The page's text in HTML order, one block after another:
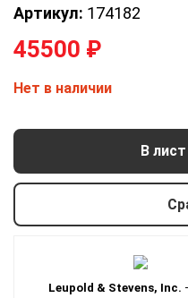
Артикул: 174182
45500 ₽
Нет в наличии
В
Leupold & Stevens, Inc.